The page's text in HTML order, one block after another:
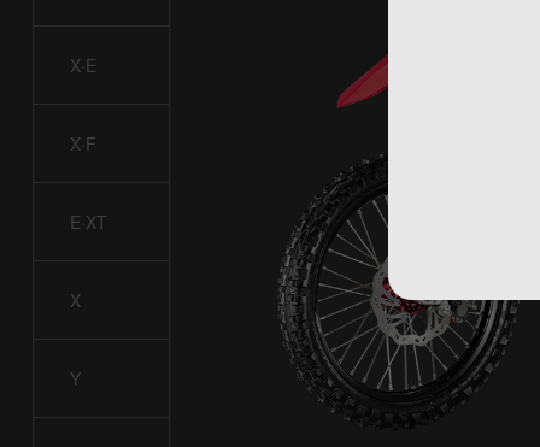
X·E
X·F
E·XT
X
Y